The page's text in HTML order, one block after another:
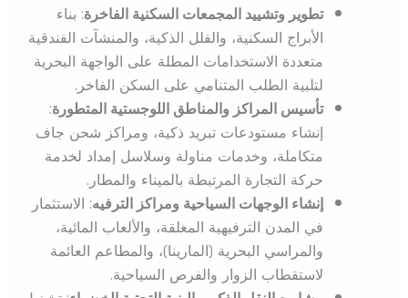
تطوير وتشييد المجمعات السكنية الفاخرة: بناء
الأبراج السكنية، والفلل الذكية، والمنشآت الفندقية
متعددة الاستخدامات المطلة على الواجهة البحرية
لتلبية الطلب المتنامي على السكن الفاخر.
تأسيس المراكز والمناطق اللوجستية المتطورة:
إنشاء مستودعات تبريد ذكية، ومراكز شحن جاف
متكاملة، وخدمات مناولة وسلاسل إمداد لخدمة
حركة التجارة المرتبطة بالميناء والمطار.
إنشاء الوجهات السياحية ومراكز الترفيه: الاستثمار
في المدن الترفيهية المغلقة، والألعاب المائية،
والمراسي البحرية (المارينا)، والمطاعم العائمة
لاستقطاب الزوار والفرص السياحية.